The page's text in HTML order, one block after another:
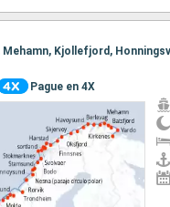
Pague en 4X